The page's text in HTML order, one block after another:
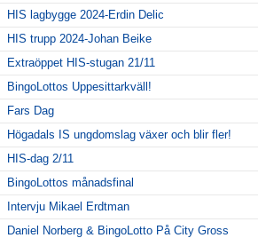
HIS lagbygge 2024-Erdin Delic
HIS trupp 2024-Johan Beike
Extraöppet HIS-stugan 21/11
BingoLottos Uppesittarkväll!
Fars Dag
Högadals IS ungdomslag växer och blir fler!
HIS-dag 2/11
BingoLottos månadsfinal
Intervju Mikael Erdtman
Daniel Norberg & BingoLotto På City Gross